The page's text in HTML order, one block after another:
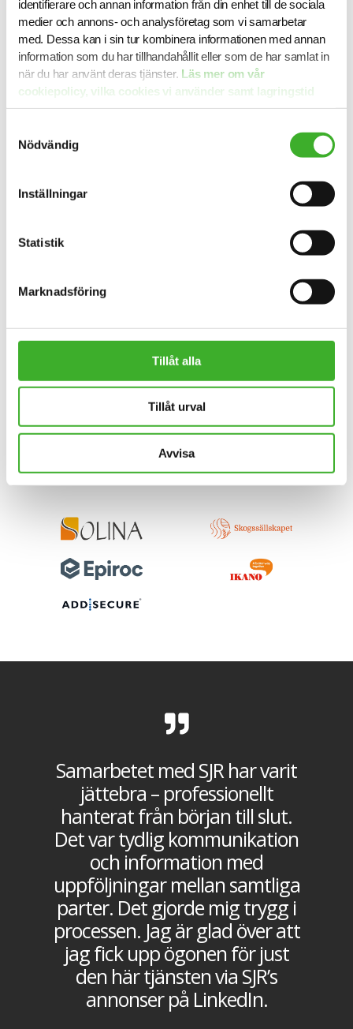
identifierare och annan information från din enhet till de sociala
medier och annons- och analysföretag som vi samarbetar
med. Dessa kan i sin tur kombinera informationen med annan
information som du har tillhandahållit eller som de har samlat in
när du har använt deras tjänster. Läs mer om vår
cookiepolicy, vilka cookies vi använder samt lagringstid
här.
Nödvändig
Inställningar
Statistik
Marknadsföring
Tillåt alla
Tillåt urval
Avvisa
STEG 13
Succé
Självklart!
Samarbetet med SJR har varit
jättebra – professionellt
hanterat från början till slut.
Det var tydlig kommunikation
och information med
uppföljningar mellan samtliga
parter. Det gjorde mig trygg i
processen. Jag är glad över att
jag fick upp ögonen för just
den här tjänsten via SJR’s
annonser på LinkedIn.